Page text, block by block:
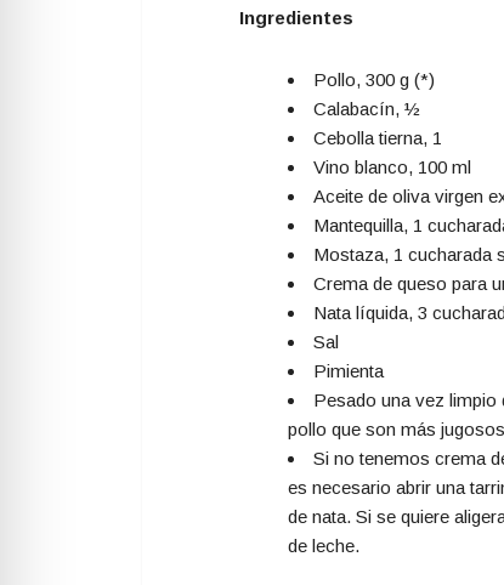
Ingredientes
Pollo, 300 g (*)
Calabacín, ½
Cebolla tierna, 1
Vino blanco, 100 ml
Aceite de oliva virgen
Mantequilla, 1
Mostaza, 1 cucharada
Crema de queso para
Nata líquida, 3
Sal
Pimienta
Pesado una vez limpio
pollo que son más
Si no tenemos crema
es necesario abrir una
de nata. Si se quiere
de leche.